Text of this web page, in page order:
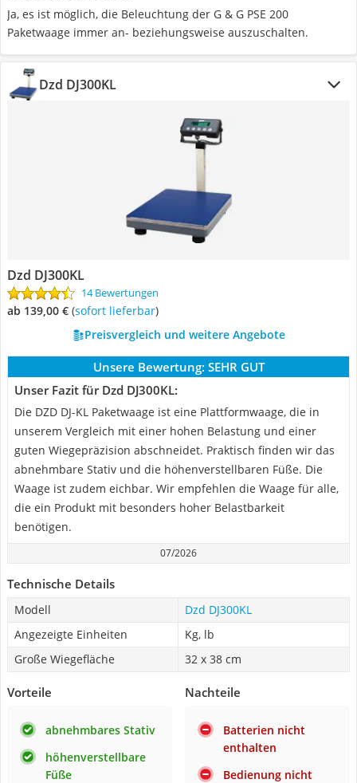
Ja, es ist möglich, die Beleuchtung der G & G PSE 200
Paketwaage immer an- beziehungsweise auszuschalten.
Dzd DJ300KL
Dzd DJ300KL
14 Bewertungen
ab 139,00 € ( Sofort lieferbar)
Preisvergleich und weitere Angebote
Unsere Bewertung: SEHR GUT
Unser Fazit für Dzd DJ300KL:
Die DZD DJ-KL Paketwaage ist eine Plattformwaage, die in
unserem Vergleich mit einer hohen Belastung und einer
guten Wiegepräzision abschneidet. Praktisch finden wir das
abnehmbare Stativ und die höhenverstellbaren Füße. Die
Waage ist zudem eichbar. Wir empfehlen die Waage für alle,
die ein Produkt mit besonders hoher Belastbarkeit
benötigen.
07/2026
Technische Details
Modell
Dzd DJ300KL
Angezeigte Einheiten
Kg, lb
Große Wiegefläche
32 x 38 cm
Vorteile
abnehmbares Stativ
höhenverstellbare
Füße
Nachteile
Batterien nicht
enthalten
Bedienung nicht